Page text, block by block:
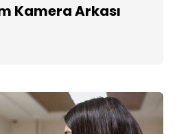
Kamera Arkası